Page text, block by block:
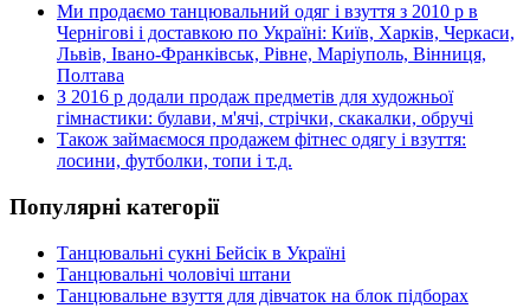
Ми продаємо танцювальний одяг і взуття з 2010 р в
Чернігові і доставкою по Україні: Київ, Харків, Черкаси,
Львів, Івано-Франківськ, Рівне, Маріуполь, Вінниця,
Полтава
З 2016 р додали продаж предметів для художньої
гімнастики: булави, м'ячі, стрічки, скакалки, обручі
Також займаємося продажем фітнес одягу і взуття:
лосини, футболки, топи і т.д.
Популярні категорії
Танцювальні сукні Бейсік в Україні
Танцювальні чоловічі штани
Танцювальне взуття для дівчаток на блок підборах